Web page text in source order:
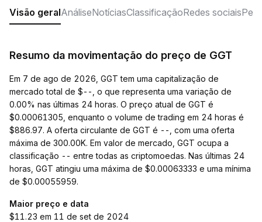
Visão geralAnáliseNotíciasClassificaçãoRedes sociais
Resumo da movimentação do preço de GGT
Em 7 de ago de 2026, GGT tem uma capitalização de
mercado total de $--, o que representa uma variação de
0.00% nas últimas 24 horas. O preço atual de GGT é
$0.00061305, enquanto o volume de trading em 24 horas é
$886.97. A oferta circulante de GGT é --, com uma oferta
máxima de 300.00K. Em valor de mercado, GGT ocupa a
classificação -- entre todas as criptomoedas. Nas últimas 24
horas, GGT atingiu uma máxima de $0.00063333 e uma mínima
de $0.00055959.
Maior preço e data
$11.23 em 11 de set de 2024